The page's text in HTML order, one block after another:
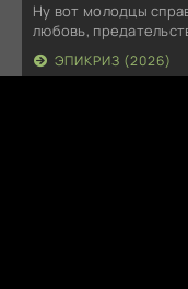
Ну вот молодцы
любовь,
ЭПИКРИЗ (2026)